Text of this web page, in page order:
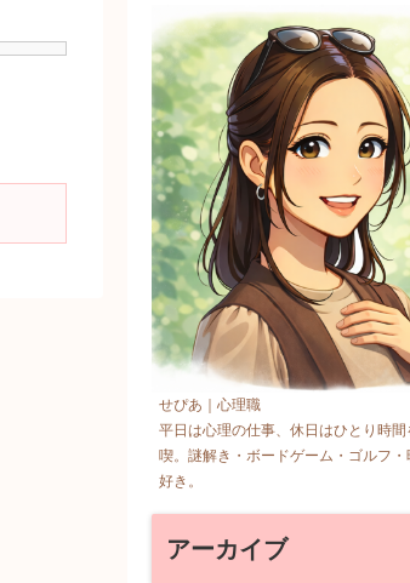
せぴあ｜心理職
平日は心理の仕事、休日はひとり時
喫。謎解き・ボードゲーム・ゴルフ
好き。
アーカイブ